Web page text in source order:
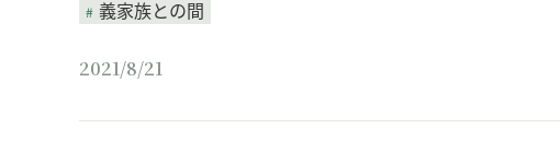
義家族との間
2021/8/21